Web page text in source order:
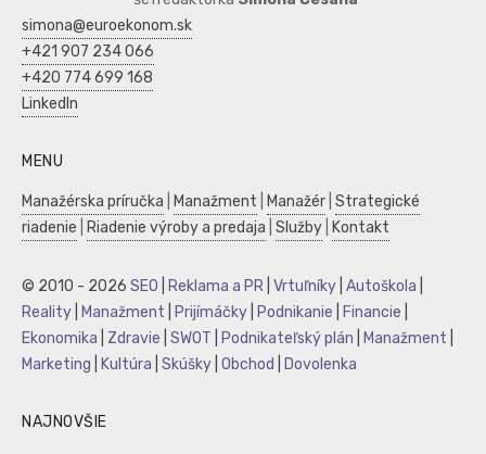
simona@euroekonom.sk
+421 907 234 066
+420 774 699 168
LinkedIn
MENU
Manažérska príručka Manažment Manažér Strategické
riadenie
Riadenie výroby a predaja Služby Kontakt
© 2010 - 2026 SEO Reklama a PR Vrtuľníky Autoškola
Reality
Manažment Prijímáčky Podnikanie Financie
Ekonomika
Zdravie SWOT Podnikateľský plán Manažment
Marketing
Kultúra Skúšky Obchod Dovolenka
NAJNOVŠIE